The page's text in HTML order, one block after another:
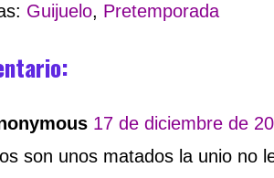
Guijuelo, Pretemporada
17 de diciembre de
son unos matados la unio no